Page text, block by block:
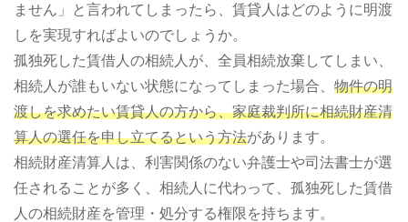
ません」と言われてしまったら、賃貸人はどのように明渡
しを実現すればよいのでしょうか。
孤独死した賃借人の相続人が、全員相続放棄してしまい、
相続人が誰もいない状態になってしまった場合、 物件の明
渡しを求めたい賃貸人の方から、家庭裁判所に相続財産清
算人の選任を申し立てるという方法があります。
相続財産清算人は、利害関係のない弁護士や司法書士が選
任されることが多く、相続人に代わって、孤独死した賃借
人の相続財産を管理・処分する権限を持ちます。